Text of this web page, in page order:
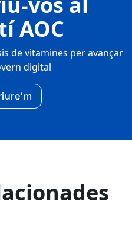
AOC
de vitamines per avançar
digital